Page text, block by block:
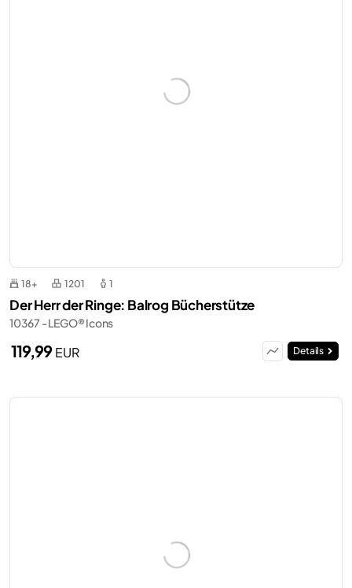
18+ 1201 1
Der Herr der Ringe: Balrog Bücherstütze
10367 - LEGO® Icons
119,99EUR Details